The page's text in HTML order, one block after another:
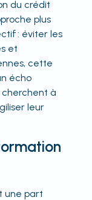
du crédit
plus
: éviter les
et
cette
écho
cherchent à
leur
une part